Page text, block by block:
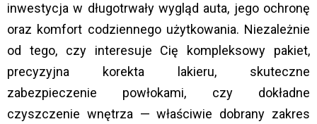
inwestycja w długotrwały wygląd auta, jego ochronę
oraz komfort codziennego użytkowania. Niezależnie
od tego, czy interesuje Cię kompleksowy pakiet,
precyzyjna korekta lakieru, skuteczne
zabezpieczenie powłokami, czy dokładne
czyszczenie wnętrza — właściwie dobrany zakres